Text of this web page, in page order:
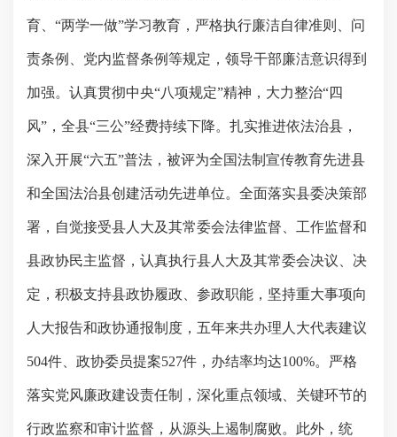
育、“两学一做”学习教育，严格执行廉洁自律准则、问
责条例、党内监督条例等规定，领导干部廉洁意识得到
加强。认真贯彻中央“八项规定”精神，大力整治“四
风” ，全县“三公”经费持续下降。扎实推进依法治县，
深入开展“六五”普法，被评为全国法制宣传教育先进县
和全国法治县创建活动先进单位。全面落实县委决策部
署，自觉接受县人大及其常委会法律监督、工作监督和
县政协民主监督，认真执行县人大及其常委会决议、决
定，积极支持县政协履政、参政职能，坚持重大事项向
人大报告和政协通报制度，五年来共办理人大代表建议
504件、政协委员提案527件，办结率均达100%。严格
落实党风廉政建设责任制，深化重点领域、关键环节的
行政监察和审计监督，从源头上遏制腐败。此外，统